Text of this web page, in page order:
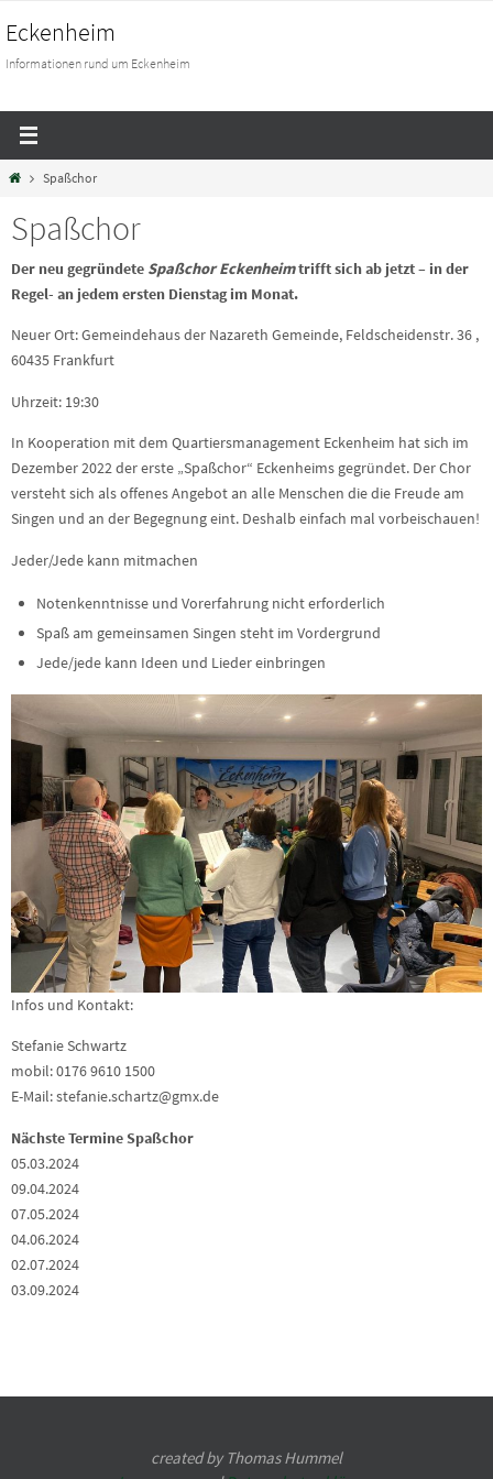
Eckenheim
Informationen rund um Eckenheim
Spaßchor
Spaßchor
Der neu gegründete Spaßchor Eckenheimtrifft sich ab jetzt – in der
Regel- an jedem ersten Dienstag im Monat.
Neuer Ort: Gemeindehaus der Nazareth Gemeinde, Feldscheidenstr. 36 ,
60435 Frankfurt
Uhrzeit: 19:30
In Kooperation mit dem Quartiersmanagement Eckenheim hat sich im
Dezember 2022 der erste „Spaßchor“ Eckenheims gegründet. Der Chor
versteht sich als offenes Angebot an alle Menschen die die Freude am
Singen und an der Begegnung eint. Deshalb einfach mal vorbeischauen!
Jeder/Jede kann mitmachen
Notenkenntnisse und Vorerfahrung nicht erforderlich
Spaß am gemeinsamen Singen steht im Vordergrund
Jede/jede kann Ideen und Lieder einbringen
Infos und Kontakt:
Stefanie Schwartz
mobil: 0176 9610 1500
E-Mail: stefanie.schartz@gmx.de
Nächste Termine Spaßchor
05.03.2024
09.04.2024
07.05.2024
04.06.2024
02.07.2024
03.09.2024
created by Thomas Hummel